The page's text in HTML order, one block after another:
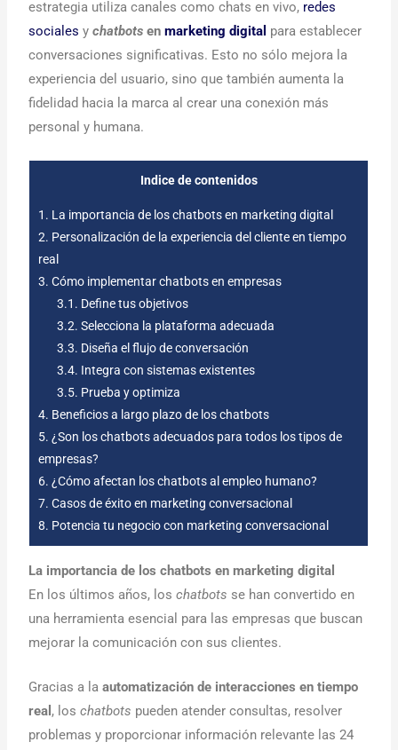
estrategia utiliza canales como chats en vivo, redes
sociales ychatbots enmarketing digital para establecer
conversaciones significativas. Esto no sólo mejora la
experiencia del usuario, sino que también aumenta la
fidelidad hacia la marca al crear una conexión más
personal y humana.
Indice de contenidos
1. La importancia de los chatbots en marketing digital
2. Personalización de la experiencia del cliente en tiempo
real
3. Cómo implementar chatbots en empresas
3.1. Define tus objetivos
3.2. Selecciona la plataforma adecuada
3.3. Diseña el flujo de conversación
3.4. Integra con sistemas existentes
3.5. Prueba y optimiza
4. Beneficios a largo plazo de los chatbots
5. ¿Son los chatbots adecuados para todos los tipos de
empresas?
6. ¿Cómo afectan los chatbots al empleo humano?
7. Casos de éxito en marketing conversacional
8. Potencia tu negocio con marketing conversacional
La importancia de los chatbots en marketing digital
En los últimos años, loschatbots se han convertido en
una herramienta esencial para las empresas que buscan
mejorar la comunicación con sus clientes.
Gracias a laautomatización de interacciones en tiempo
real , loschatbots pueden atender consultas, resolver
problemas y proporcionar información relevante las 24